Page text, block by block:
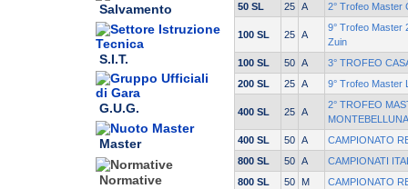
Salvamento
S.I.T.
G.U.G.
Master
Normative
50 SL 25 A 2° Trofeo Master
100 SL 25 A
9° Trofeo Master
Zuin
100 SL
50 A
3° TROFEO
200 SL
25 A 9° Trofeo Master
400 SL 25 A
2° TROFEO
MONTEBELLUNA
400 SL
50 A
CAMPIONATO
800 SL
50 A
CAMPIONATI
800 SL
50 M
CAMPIONATO